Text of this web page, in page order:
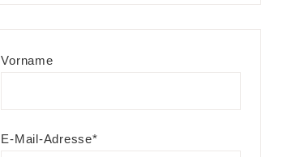
Vorname
E-Mail-Adresse*